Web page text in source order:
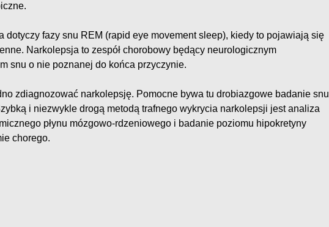
dotyczy fazy snu REM (rapid eye movement sleep), kiedy to pojawiają się
Narkolepsja to zespół chorobowy będący neurologicznym
snu o nie poznanej do końca przyczynie.
zdiagnozować narkolepsję. Pomocne bywa tu drobiazgowe badanie snu
i niezwykle drogą metodą trafnego wykrycia narkolepsji jest analiza
płynu mózgowo-rdzeniowego i badanie poziomu hipokretyny
chorego.